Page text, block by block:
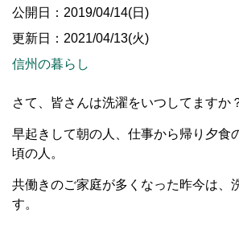
公開日：2019/04/14(日)
更新日：2021/04/13(火)
信州の暮らし
さて、皆さんは洗濯をいつしてますか
早起きして朝の人、仕事から帰り夕食
頃の人。
共働きのご家庭が多くなった昨今は、
す。